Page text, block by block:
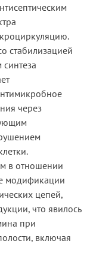
стабилизацией
через
в отношении
модификации
цепей,
что явилось
при
включая